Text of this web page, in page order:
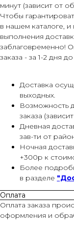
минут (зависит от
Чтобы
в нашем каталоге,
выполнения
заблаговременно!
заказа - за 1-2 дня
Доставка
выходных.
Возможность
заказа
Дневная
зав-ти от
Ночная
+300р к
Более
в разделе
Оплата
Оплата заказа
оформления и